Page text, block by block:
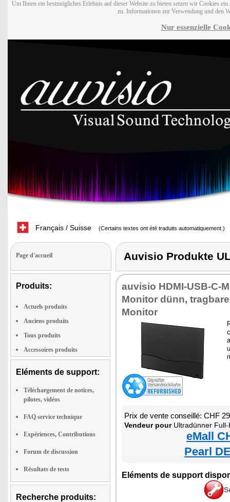
Um Ihnen ein bestmögliches Erlebnis auf dieser Website zu bieten setzen wir Cookies
zu. Informationen zur Verwendung und den
Nur essenzielle
Français / Suisse (Certains textes ont été traduits automatiquement.)
Page d'accueil
Produits:
Actuels produits
Anciens produits
Tous produits
Accessoires produits
Eléments de support:
Téléchargement de notices,
pilotes, vidéos
FAQ service technique
Expériences, Contributions
Forum de discussion
Résultats de tests
Recherche produits:
Auvisio Produkte
auvisio HDMI-USB-C-
Monitor dünn,
Monitor
Prix de vente conseillé: CHF
Vendeur pourUltradünner Full-
eMall
Pearl
Eléments de support